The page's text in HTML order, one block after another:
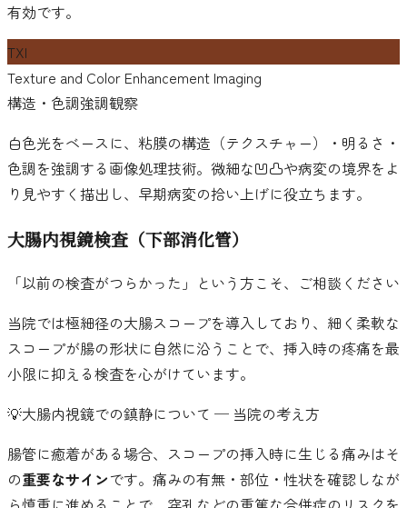
有効です。
TXI
Texture and Color Enhancement Imaging
構造・色調強調観察
白色光をベースに、粘膜の構造（テクスチャー）・明るさ・
色調を強調する画像処理技術。微細な凹凸や病変の境界をよ
り見やすく描出し、早期病変の拾い上げに役立ちます。
大腸内視鏡検査（下部消化管）
「以前の検査がつらかった」という方こそ、ご相談ください
当院では極細径の大腸スコープを導入しており、細く柔軟な
スコープが腸の形状に自然に沿うことで、挿入時の疼痛を最
小限に抑える検査を心がけています。
💡大腸内視鏡での鎮静について ─ 当院の考え方
腸管に癒着がある場合、スコープの挿入時に生じる痛みはそ
の重要なサインです。痛みの有無・部位・性状を確認しなが